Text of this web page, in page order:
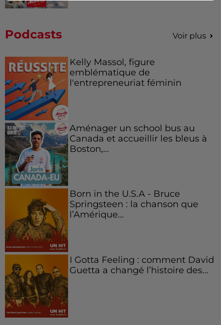
Podcasts Voir plus
Kelly Massol, figure
emblématique de
l'entrepreneuriat féminin
Aménager un school bus au
Canada et accueillir les bleus à
Boston,...
Born in the U.S.A - Bruce
Springsteen : la chanson que
l’Amérique...
I Gotta Feeling : comment David
Guetta a changé l’histoire des...